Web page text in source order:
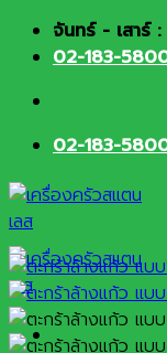
Skip จันทร์ - เสาร์
02-183-
02-183-